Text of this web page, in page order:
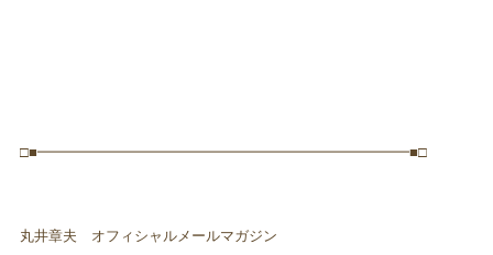
□■━━━━━━━━━━━━━━━━━━━━━━━━━━■□
丸井章夫 オフィシャルメールマガジン